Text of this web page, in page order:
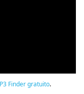
Finder gratuito.